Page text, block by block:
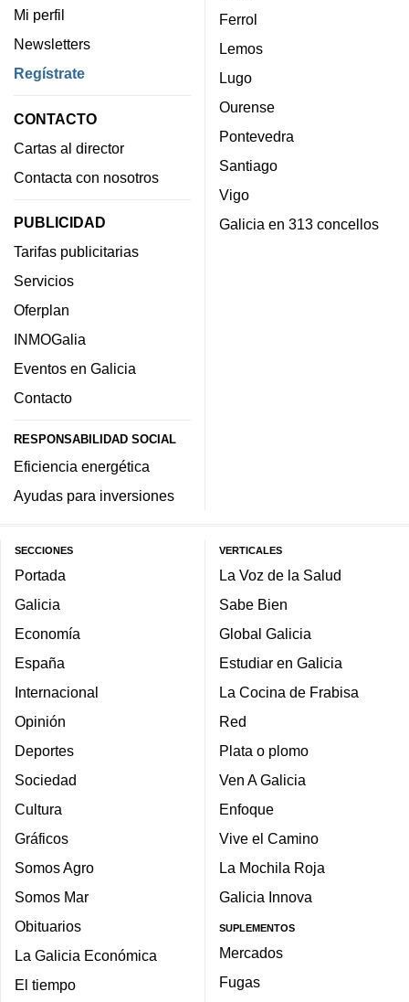
Mi perfil
Newsletters
Regístrate
CONTACTO
Cartas al director
Contacta con nosotros
PUBLICIDAD
Tarifas publicitarias
Servicios
Oferplan
INMOGalia
Eventos en Galicia
Contacto
RESPONSABILIDAD SOCIAL
Eficiencia energética
Ayudas para inversiones
Ferrol
Lemos
Lugo
Ourense
Pontevedra
Santiago
Vigo
Galicia en 313 concellos
SECCIONES
Portada
Galicia
Economía
España
Internacional
Opinión
Deportes
Sociedad
Cultura
Gráficos
Somos Agro
Somos Mar
Obituarios
La Galicia Económica
El tiempo
VERTICALES
La Voz de la Salud
Sabe Bien
Global Galicia
Estudiar en Galicia
La Cocina de Frabisa
Red
Plata o plomo
Ven A Galicia
Enfoque
Vive el Camino
La Mochila Roja
Galicia Innova
SUPLEMENTOS
Mercados
Fugas